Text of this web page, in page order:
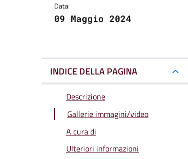
Data:
09 Maggio 2024
INDICE DELLA PAGINA
Descrizione
Gallerie immagini/video
A cura di
Ulteriori informazioni